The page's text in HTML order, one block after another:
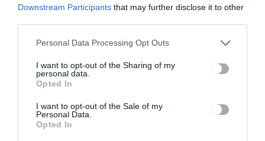
Downstream Participants that may further disclose it to other
Personal Data Processing Opt Outs
I want to opt-out of the Sharing of my
personal data.
Opted In
I want to opt-out of the Sale of my
Personal Data.
Opted In
Ez is érdekelheti
HÍRLISTA
Mintegy 70 millió tesztet
rendelkezésére